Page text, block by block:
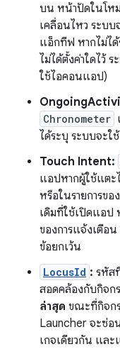
บน หน้าปัดในโห
เคลื่อนไหว ระบ
แอ็กทีฟ หากไม่ไ
ไม่ได้ตั้งค่าใดไว้
ใช้ไอคอนแอป)
Chronometer
ได้ระบุ ระบบจะใช้
Touch Intent:
แอปหากผู้ใช้แต
หรือในรายการข
เดิมที่ใช้เปิดแอป
ของการแจ้งเตือ
ข้อยกเว้น
LocusId : รหัส
สอดคล้องกับกิจก
ล่าสุด ขณะที่กิจกร
Launcher จะซ่อ
เกจเดียวกัน และ